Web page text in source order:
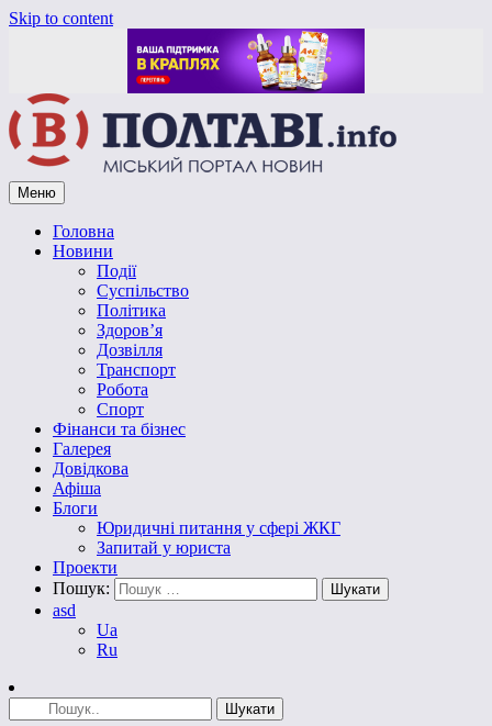
Skip to content
Vpoltave.info
Полтавський портал новин
Меню
Головна
Новини
Події
Суспільство
Політика
Здоров’я
Дозвілля
Транспорт
Робота
Спорт
Фінанси та бізнес
Галерея
Довідкова
Афіша
Блоги
Юридичні питання у сфері ЖКГ
Запитай у юриста
Проекти
Пошук:
asd
Ua
Ru